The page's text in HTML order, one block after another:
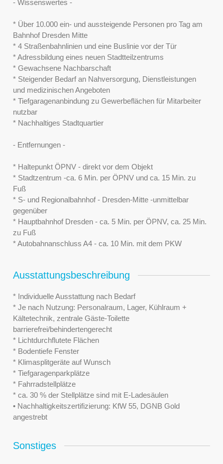
- Wissenswertes -
* Über 10.000 ein- und aussteigende Personen pro Tag am
Bahnhof Dresden Mitte
* 4 Straßenbahnlinien und eine Buslinie vor der Tür
* Adressbildung eines neuen Stadtteilzentrums
* Gewachsene Nachbarschaft
* Steigender Bedarf an Nahversorgung, Dienstleistungen
und medizinischen Angeboten
* Tiefgaragenanbindung zu Gewerbeflächen für Mitarbeiter
nutzbar
* Nachhaltiges Stadtquartier
- Entfernungen -
* Haltepunkt ÖPNV - direkt vor dem Objekt
* Stadtzentrum -ca. 6 Min. per ÖPNV und ca. 15 Min. zu
Fuß
* S- und Regionalbahnhof - Dresden-Mitte -unmittelbar
gegenüber
* Hauptbahnhof Dresden - ca. 5 Min. per ÖPNV, ca. 25 Min.
zu Fuß
* Autobahnanschluss A4 - ca. 10 Min. mit dem PKW
Ausstattungsbeschreibung
* Individuelle Ausstattung nach Bedarf
* Je nach Nutzung: Personalraum, Lager, Kühlraum +
Kältetechnik, zentrale Gäste-Toilette
barrierefrei/behindertengerecht
* Lichtdurchflutete Flächen
* Bodentiefe Fenster
* Klimasplitgeräte auf Wunsch
* Tiefgaragenparkplätze
* Fahrradstellplätze
* ca. 30 % der Stellplätze sind mit E-Ladesäulen
• Nachhaltigkeitszertifizierung: KfW 55, DGNB Gold
angestrebt
Sonstiges